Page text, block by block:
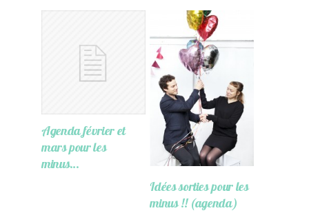
Agenda février et
mars pour les
minus…
Idées sorties pour les
minus !! (agenda)